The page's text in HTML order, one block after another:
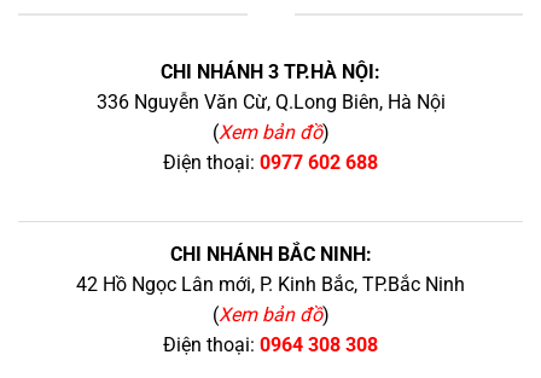
CHI NHÁNH 3 TP.HÀ NỘI:
336 Nguyễn Văn Cừ, Q.Long Biên, Hà Nội
(Xem bản đồ)
Điện thoại: 0977 602 688
CHI NHÁNH BẮC NINH:
42 Hồ Ngọc Lân mới, P. Kinh Bắc, TP.Bắc Ninh
(Xem bản đồ)
Điện thoại: 0964 308 308